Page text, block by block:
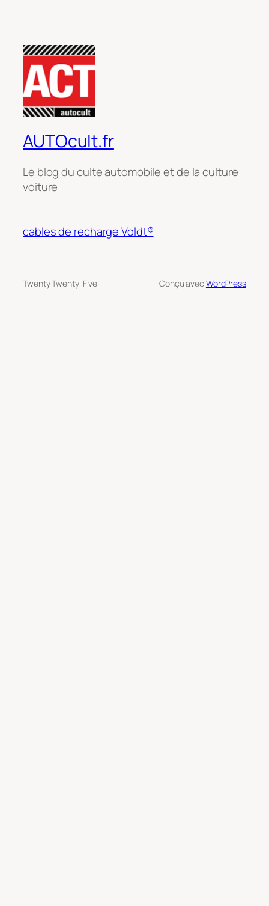
AUTOcult.fr
Le blog du culte automobile et de la culture
voiture
cables de recharge Voldt®
Twenty Twenty-Five Conçu avec WordPress